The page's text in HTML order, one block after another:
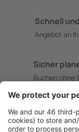
Schnell
Angebot an
Sicher
Buchen ohne
Mehr
Attraktive